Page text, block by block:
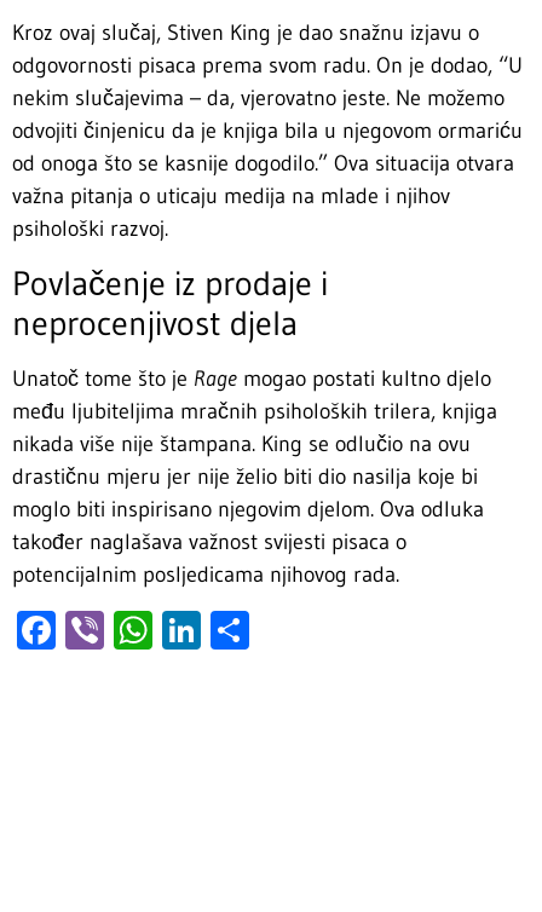
Kroz ovaj slučaj, Stiven King je dao snažnu izjavu o
odgovornosti pisaca prema svom radu. On je dodao, “U
nekim slučajevima – da, vjerovatno jeste. Ne možemo
odvojiti činjenicu da je knjiga bila u njegovom ormariću
od onoga što se kasnije dogodilo.” Ova situacija otvara
važna pitanja o uticaju medija na mlade i njihov
psihološki razvoj.
Povlačenje iz prodaje i
neprocenjivost djela
Unatoč tome što je Rage mogao postati kultno djelo
među ljubiteljima mračnih psiholoških trilera, knjiga
nikada više nije štampana. King se odlučio na ovu
drastičnu mjeru jer nije želio biti dio nasilja koje bi
moglo biti inspirisano njegovim djelom. Ova odluka
također naglašava važnost svijesti pisaca o
potencijalnim posljedicama njihovog rada.
Facebook
ViberWhatsApp
LinkedIn